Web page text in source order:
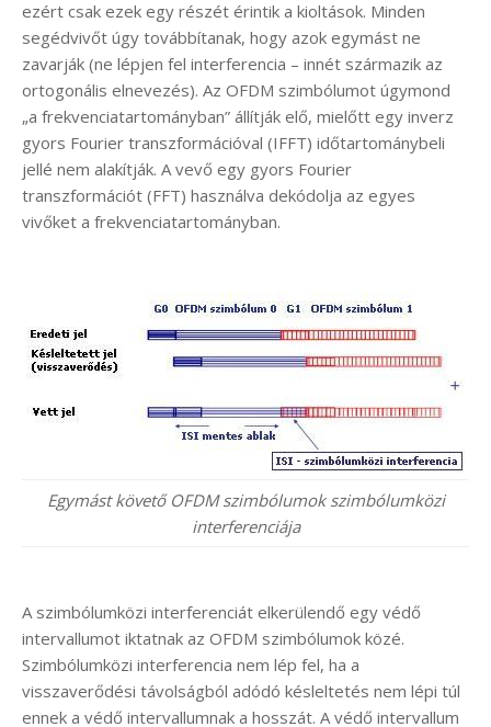
ezért csak ezek egy részét érintik a kioltások. Minden
segédvivőt úgy továbbítanak, hogy azok egymást ne
zavarják (ne lépjen fel interferencia – innét származik az
ortogonális elnevezés). Az OFDM szimbólumot úgymond
„a frekvenciatartományban” állítják elő, mielőtt egy inverz
gyors Fourier transzformációval (IFFT) időtartománybeli
jellé nem alakítják. A vevő egy gyors Fourier
transzformációt (FFT) használva dekódolja az egyes
vivőket a frekvenciatartományban.
Egymást követő OFDM szimbólumok szimbólumközi
interferenciája
A szimbólumközi interferenciát elkerülendő egy védő
intervallumot iktatnak az OFDM szimbólumok közé.
Szimbólumközi interferencia nem lép fel, ha a
visszaverődési távolságból adódó késleltetés nem lépi túl
ennek a védő intervallumnak a hosszát. A védő intervallum